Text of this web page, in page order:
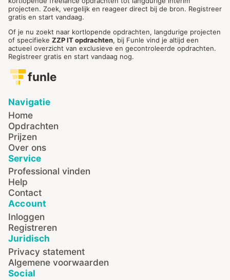
projecten. Zoek, vergelijk en reageer direct bij de bron. Registreer
gratis en start vandaag.
Of je nu zoekt naar kortlopende opdrachten, langdurige projecten
of specifieke ZZP IT opdrachten, bij Funle vind je altijd een
actueel overzicht van exclusieve en gecontroleerde opdrachten.
Registreer gratis en start vandaag nog.
funle
Navigatie
Home
Opdrachten
Prijzen
Over ons
Service
Professional vinden
Help
Contact
Account
Inloggen
Registreren
Juridisch
Privacy statement
Algemene voorwaarden
Social